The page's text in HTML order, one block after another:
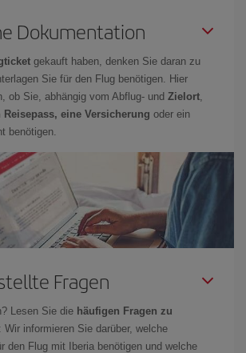
Dokumentation
gekauft haben, denken Sie daran zu
Sie für den Flug benötigen. Hier
ob Sie, abhängig vom Abflug- und Zielort,
eine Versicherung oder ein
benötigen.
Fragen
Lesen Sie die häufigen Fragen zu
: Wir informieren Sie darüber, welche
den Flug mit Iberia benötigen und welche